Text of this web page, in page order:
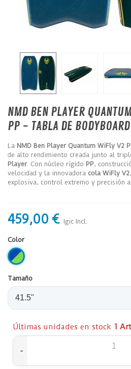
NMD BEN PLAYER
PP - TABLA DE BODYBOARD
La NMD Ben Player Quantum WiFly V2
de alto rendimiento creada junto al
Player. Con núcleo rígido PP,
velocidad y la innovadora cola WiFly V2
explosiva, control extremo y precisión
459,00 € Igic Incl.
Color
Azul/verde
Tamaño
Últimas unidades en stock 1
-